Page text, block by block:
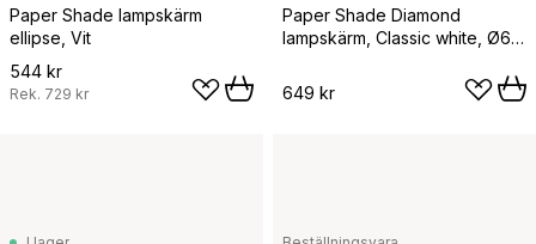
Paper Shade lampskärm
ellipse, Vit
544 kr
Rek. 729 kr
Paper Shade Diamond
lampskärm, Classic white, Ø60
649 kr